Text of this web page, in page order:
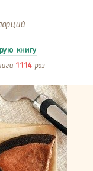
книгу
1114 раз